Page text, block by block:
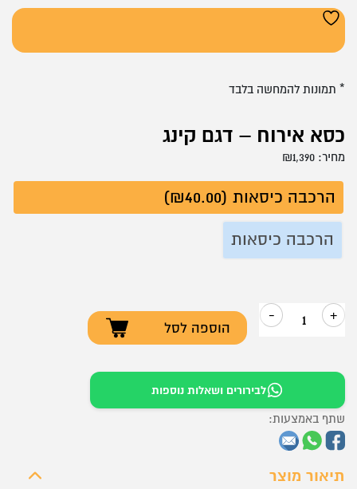
כסא אירוח – דגם קינג
מחיר: ₪1,390
הרכבה כיסאות (₪40.00)
הרכבה כיסאות
+
כמות
אירוח
–
דגם
קינג
-
הוספה לסל
לבירורים ושאלות נוספות
תיאור מוצר
שתף באמצעות:
* תמונות להמחשה בלבד